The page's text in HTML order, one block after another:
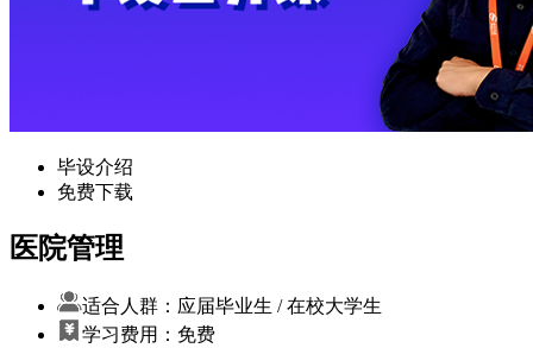
毕设介绍
免费下载
医院管理
适合人群：应届毕业生 / 在校大学生
学习费用：免费